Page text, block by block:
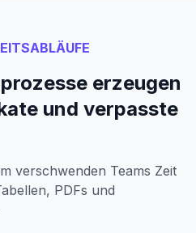
erzeugen
und verpasste
verschwenden Teams Zeit
PDFs und